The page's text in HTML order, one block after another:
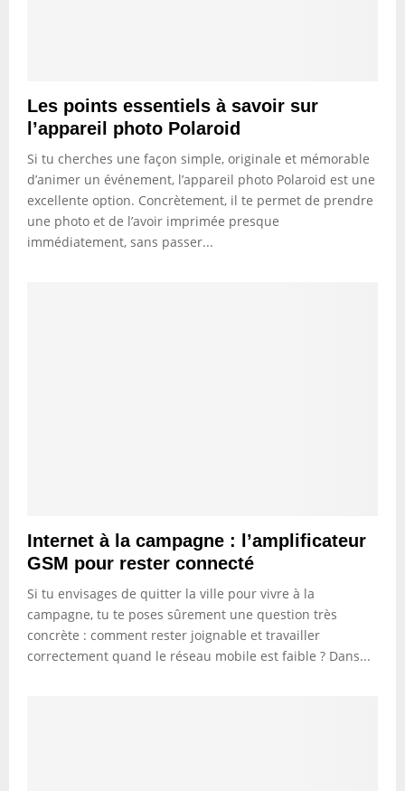
Les points essentiels à savoir sur
l’appareil photo Polaroid
Si tu cherches une façon simple, originale et mémorable
d’animer un événement, l’appareil photo Polaroid est une
excellente option. Concrètement, il te permet de prendre
une photo et de l’avoir imprimée presque
immédiatement, sans passer...
Internet à la campagne : l’amplificateur
GSM pour rester connecté
Si tu envisages de quitter la ville pour vivre à la
campagne, tu te poses sûrement une question très
concrète : comment rester joignable et travailler
correctement quand le réseau mobile est faible ? Dans...